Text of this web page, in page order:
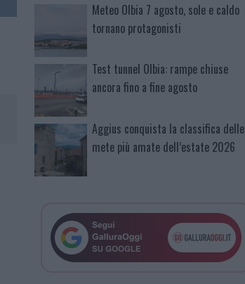
Meteo Olbia 7 agosto, sole e caldo
tornano protagonisti
Test tunnel Olbia: rampe chiuse
ancora fino a fine agosto
Aggius conquista la classifica delle
mete più amate dell’estate 2026